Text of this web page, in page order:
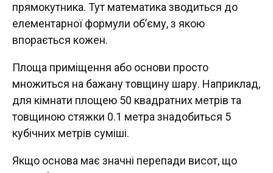
прямокутника. Тут математика зводиться до
елементарної формули об’єму, з якою
впорається кожен.
Площа приміщення або основи просто
множиться на бажану товщину шару. Наприклад,
для кімнати площею 50 квадратних метрів та
товщиною стяжки 0.1 метра знадобиться 5
кубічних метрів суміші.
Якщо основа має значні перепади висот, що